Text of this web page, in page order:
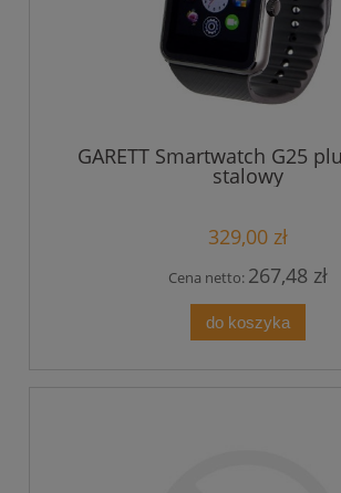
GARETT Smartwatch G25
stalowy
329,00 zł
Cena netto: 267,48 zł
do koszyka